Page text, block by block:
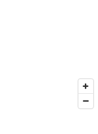
pour vous permettre de